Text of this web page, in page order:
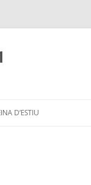
to
D’ESTIU